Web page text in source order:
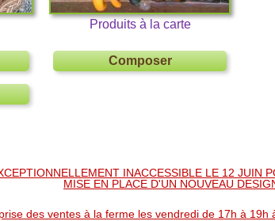
Produits à la carte
Composer
INACCESSIBLE LE 12 JUIN
MISE EN PLACE D'UN NOUVEAU
des ventes à la ferme les vendredi de 17h à 19h